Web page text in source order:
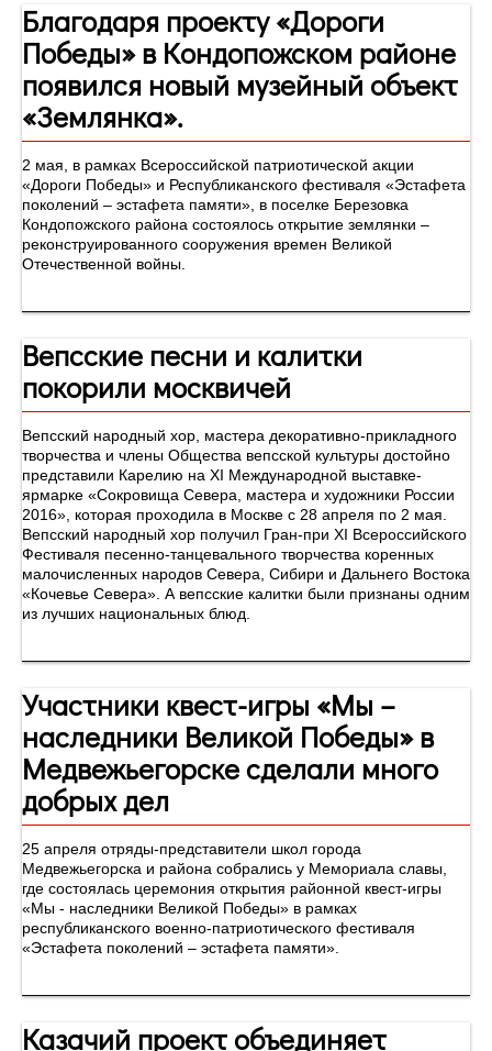
Благодаря проекту «Дороги
Победы» в Кондопожском районе
появился новый музейный объект
«Землянка».
2 мая, в рамках Всероссийской патриотической акции
«Дороги Победы» и Республиканского фестиваля «Эстафета
поколений – эстафета памяти», в поселке Березовка
Кондопожского района состоялось открытие землянки –
реконструированного сооружения времен Великой
Отечественной войны.
Вепсские песни и калитки
покорили москвичей
Вепсский народный хор, мастера декоративно-прикладного
творчества и члены Общества вепсской культуры достойно
представили Карелию на XI Международной выставке-
ярмарке «Сокровища Севера, мастера и художники России
2016», которая проходила в Москве с 28 апреля по 2 мая.
Вепсский народный хор получил Гран-при XI Всероссийского
Фестиваля песенно-танцевального творчества коренных
малочисленных народов Севера, Сибири и Дальнего Востока
«Кочевье Севера». А вепсские калитки были признаны одним
из лучших национальных блюд.
Участники квест-игры «Мы –
наследники Великой Победы» в
Медвежьегорске сделали много
добрых дел
25 апреля отряды-представители школ города
Медвежьегорска и района собрались у Мемориала славы,
где состоялась церемония открытия районной квест-игры
«Мы - наследники Великой Победы» в рамках
республиканского военно-патриотического фестиваля
«Эстафета поколений – эстафета памяти».
Казачий проект объединяет